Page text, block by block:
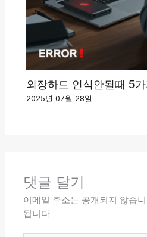
외장하드 인식안될때 5
2025년 07월 28일
댓글 달기
이메일 주소는 공개되지 않습
됩니다